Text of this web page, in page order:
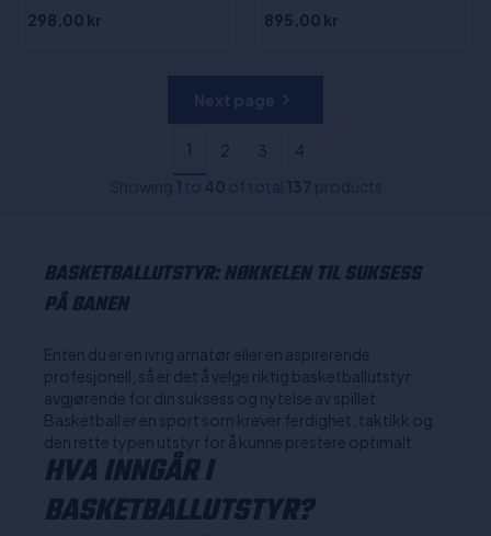
298,00 kr
895,00 kr
1 2 3
4
BASKETBALLUTSTYR: NØKKELEN TIL SUKSESS
PÅ BANEN
Enten du er en ivrig amatør eller en aspirerende
profesjonell, så er det å velge riktig basketballutstyr
avgjørende for din suksess og nytelse av spillet.
Basketball er en sport som krever ferdighet, taktikk og
den rette typen utstyr for å kunne prestere optimalt.
HVA INNGÅR I
BASKETBALLUTSTYR?